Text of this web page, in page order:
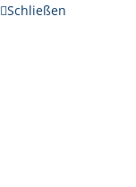
Schließen